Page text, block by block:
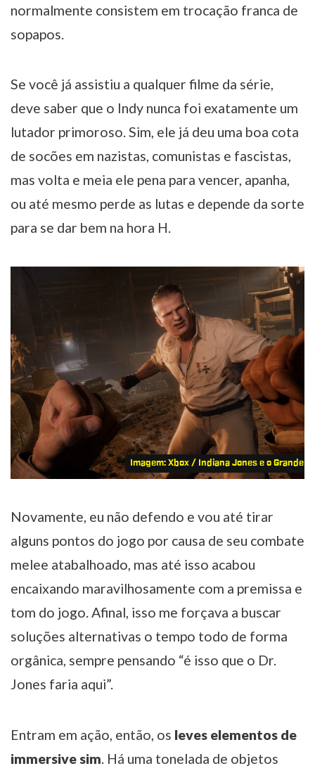
normalmente consistem em trocação franca de
sopapos.
Se você já assistiu a qualquer filme da série,
deve saber que o Indy nunca foi exatamente um
lutador primoroso. Sim, ele já deu uma boa cota
de socões em nazistas, comunistas e fascistas,
mas volta e meia ele pena para vencer, apanha,
ou até mesmo perde as lutas e depende da sorte
para se dar bem na hora H.
Imagem: Xbox / Indiana Jones e o Grande
Novamente, eu não defendo e vou até tirar
alguns pontos do jogo por causa de seu combate
melee atabalhoado, mas até isso acabou
encaixando maravilhosamente com a premissa e
tom do jogo. Afinal, isso me forçava a buscar
soluções alternativas o tempo todo de forma
orgânica, sempre pensando “é isso que o Dr.
Jones faria aqui”.
Entram em ação, então, os leves elementos de
immersive sim. Há uma tonelada de objetos